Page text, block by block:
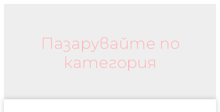
Пазарувайте по
категория